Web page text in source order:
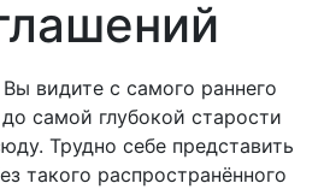
видите с самого раннего
самой глубокой старости
Трудно себе представить
такого распространённого